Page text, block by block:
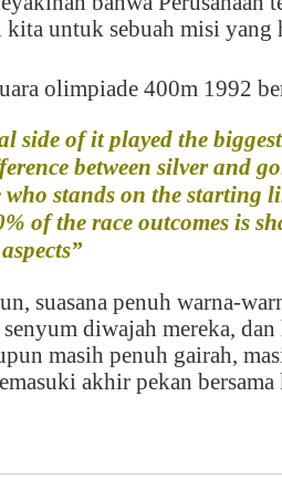
kita untuk sebuah misi yang
olimpiade 400m 1992
side of it played the
between silver and
who stands on the starting
of the race outcomes is
suasana penuh warna-
diwajah mereka,
masih penuh gairah,
akhir pekan bersama